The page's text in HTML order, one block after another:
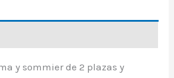
y sommier de 2 plazas y